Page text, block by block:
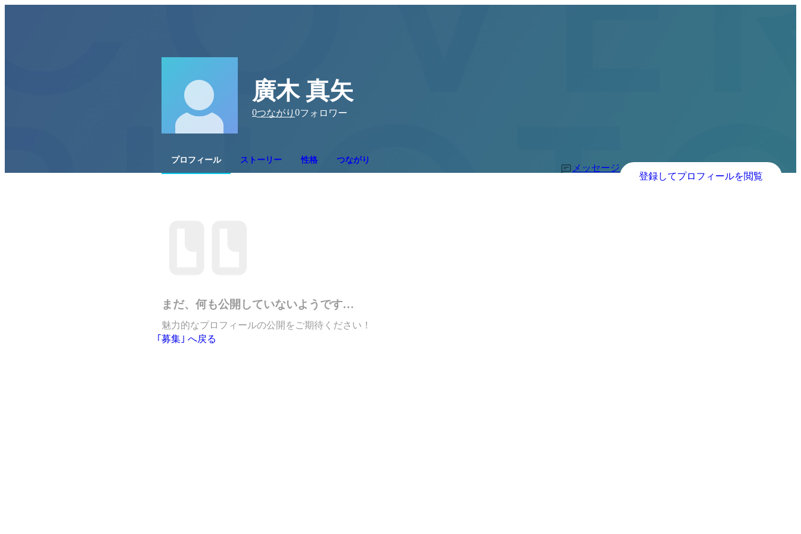
廣木 真矢
0つながり 0フォロワー
プロフィール ストーリー 性格 つながり
メッセージ
登録してプロフィールを閲覧
まだ、何も公開していないようです…
魅力的なプロフィールの公開をご期待ください！
｢募集｣ へ戻る